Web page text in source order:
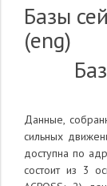
Базы
(eng)
Данные,
сильных
доступна по
состоит из 3